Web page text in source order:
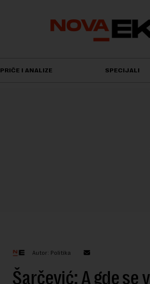
PRIČE I ANALIZE SPECIJALI
Autor: Politika
Šarčević: A gde se